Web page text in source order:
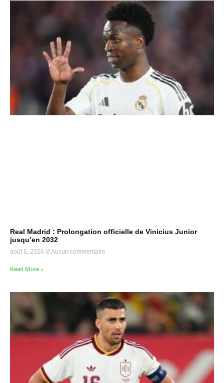
Real Madrid : Prolongation officielle de Vinicius Junior
jusqu’en 2032
août 6, 2026 Aucun commentaire
Read More »